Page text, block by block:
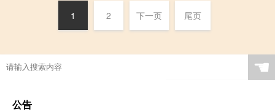
1 2 下一页 尾页
☚
公告